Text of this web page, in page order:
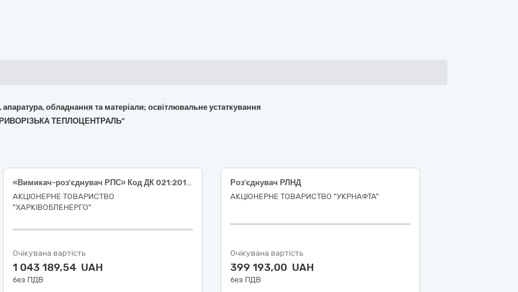
апаратура, обладнання та матеріали; освітлювальне устаткування
ТЕПЛОЦЕНТРАЛЬ"
«Вимикач-роз'єднувач РПС» Код ДК 021:2015 — 31210000-1 Електрична апаратура для комутування та захисту електричних кіл
АКЦІОНЕРНЕ ТОВАРИСТВО
"ХАРКІВОБЛЕНЕРГО"
Очікувана вартість
1 043 189,54 UAH
без ПДВ
Роз’єднувач РЛНД
АКЦІОНЕРНЕ ТОВАРИСТВО "УКPНAФТА"
Очікувана вартість
399 193,00 UAH
без ПДВ